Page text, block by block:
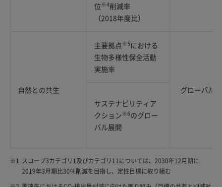
位※4削減率
（2018年度比）
自然との共生
主要拠点※5 における
生物多様性保全活動
実施率
グローバル
サステナビリティア
クション※6のグロー
バル展開
※1 スコープ3カテゴリ1及びカテゴリ11については、2030年12月期に
2019年3月期比30％削減を目指し、定性目標に取り組む